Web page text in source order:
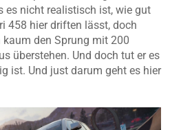
es nicht realistisch ist, wie gut
458 hier driften lässt, doch
den Sprung mit 200
überstehen. Und doch tut er es
ist. Und just darum geht es hier